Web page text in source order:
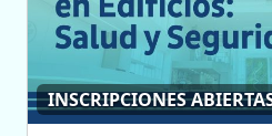
INSCRIPCIONES